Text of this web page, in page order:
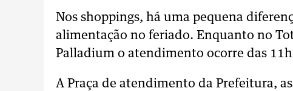
Nos shoppings, há uma pequena
alimentação no feriado. Enquanto no
Palladium o atendimento ocorre das 11h
A Praça de atendimento da Prefeitura,